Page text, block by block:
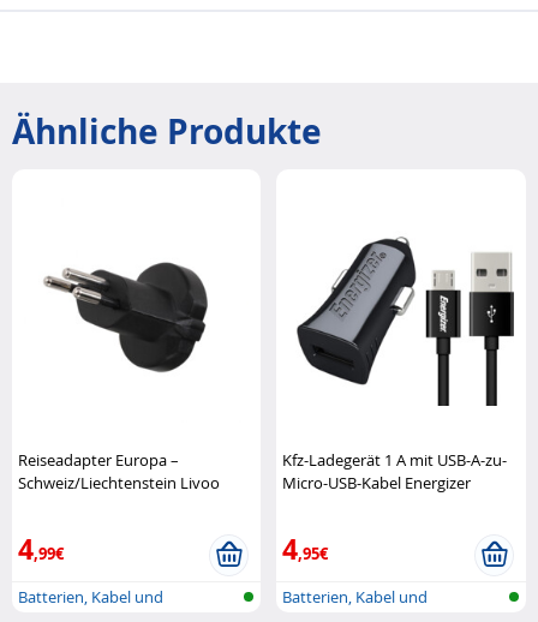
Ähnliche Produkte
Reiseadapter Europa –
Schweiz/Liechtenstein Livoo
4,99€
Batterien, Kabel und
Kfz-Ladegerät 1 A mit USB-A-zu-
Micro-USB-Kabel Energizer
4,95€
Batterien, Kabel und